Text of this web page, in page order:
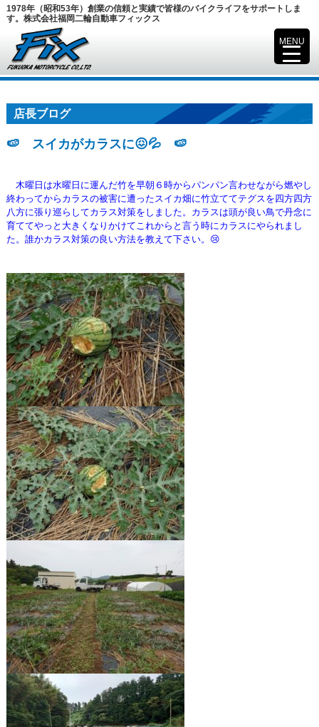
1978年（昭和53年）創業の信頼と実績で皆様のバイクライフをサポートしま
す。株式会社福岡二輪自動車フィックス
店長ブログ
🍉 スイカがカラスに😖💦 🍉
木曜日は水曜日に運んだ竹を早朝６時からパンパン言わせながら燃やし
終わってからカラスの被害に遭ったスイカ畑に竹立ててテグスを四方四方
八方に張り巡らしてカラス対策をしました。カラスは頭が良い鳥で丹念に
育ててやっと大きくなりかけてこれからと言う時にカラスにやられまし
た。誰かカラス対策の良い方法を教えて下さい。😢
MENU
▼